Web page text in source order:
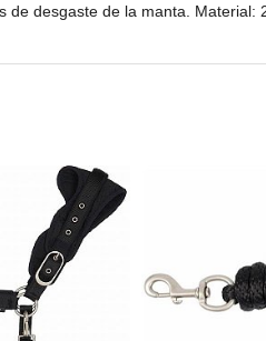
de desgaste de la manta. Material: